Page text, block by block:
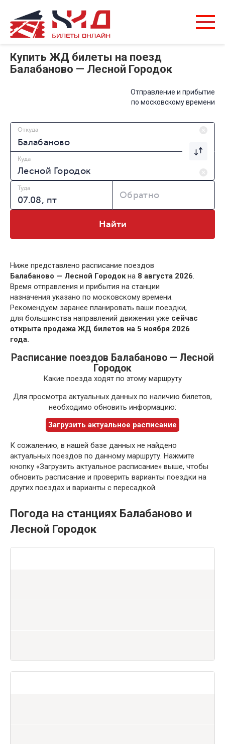
Купить ЖД билеты на поезд
Балабаново — Лесной Городок
Отправление и прибытие
по московскому времени
Откуда
Куда
Туда
Обратно
Найти
Ниже представлено расписание поездов
Балабаново — Лесной Городокна 8 августа 2026.
Время отправления и прибытия на станции
назначения указано по московскому времени.
Рекомендуем заранее планировать ваши поездки,
для большинства направлений движения уже сейчас
открыта продажа ЖД билетов на 5 ноября 2026
года.
Расписание поездов Балабаново — Лесной
Городок
Какие поезда ходят по этому маршруту
Для просмотра актуальных данных по наличию билетов,
необходимо обновить информацию:
Загрузить актуальное расписание
К сожалению, в нашей базе данных не найдено
актуальных поездов по данному маршруту. Нажмите
кнопку «Загрузить актуальное расписание» выше, чтобы
обновить расписание и проверить варианты поездки на
других поездах и варианты с пересадкой.
Погода на станциях Балабаново и
Лесной Городок